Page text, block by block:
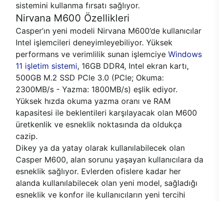
sistemini kullanma fırsatı sağlıyor.
Nirvana M600 Özellikleri
Casper’ın yeni modeli Nirvana M600’de kullanıcılar
Intel işlemcileri deneyimleyebiliyor. Yüksek
performans ve verimlilik sunan işlemciye Windows
11 işletim sistemi, 16GB DDR4, Intel ekran kartı,
500GB M.2 SSD PCle 3.0 (PCle; Okuma:
2300MB/s - Yazma: 1800MB/s) eşlik ediyor.
Yüksek hızda okuma yazma oranı ve RAM
kapasitesi ile beklentileri karşılayacak olan M600
üretkenlik ve esneklik noktasında da oldukça
cazip.
Dikey ya da yatay olarak kullanılabilecek olan
Casper M600, alan sorunu yaşayan kullanıcılara da
esneklik sağlıyor. Evlerden ofislere kadar her
alanda kullanılabilecek olan yeni model, sağladığı
esneklik ve konfor ile kullanıcıların yeni tercihi